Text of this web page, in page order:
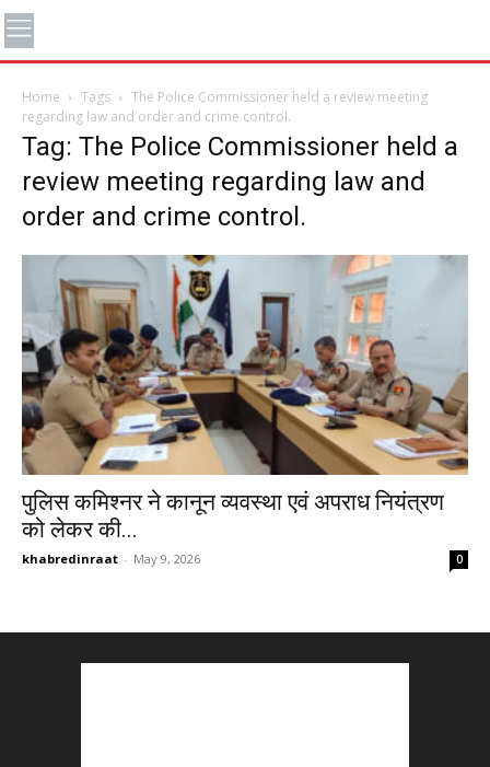
Home Tags
The Police Commissioner held a review meeting
regarding law and order and crime control.
Tag: The Police Commissioner held a
review meeting regarding law and
order and crime control.
पुलिस कमिश्नर ने कानून व्यवस्था एवं अपराध नियंत्रण
को लेकर की...
khabredinraat - May 9, 2026 0